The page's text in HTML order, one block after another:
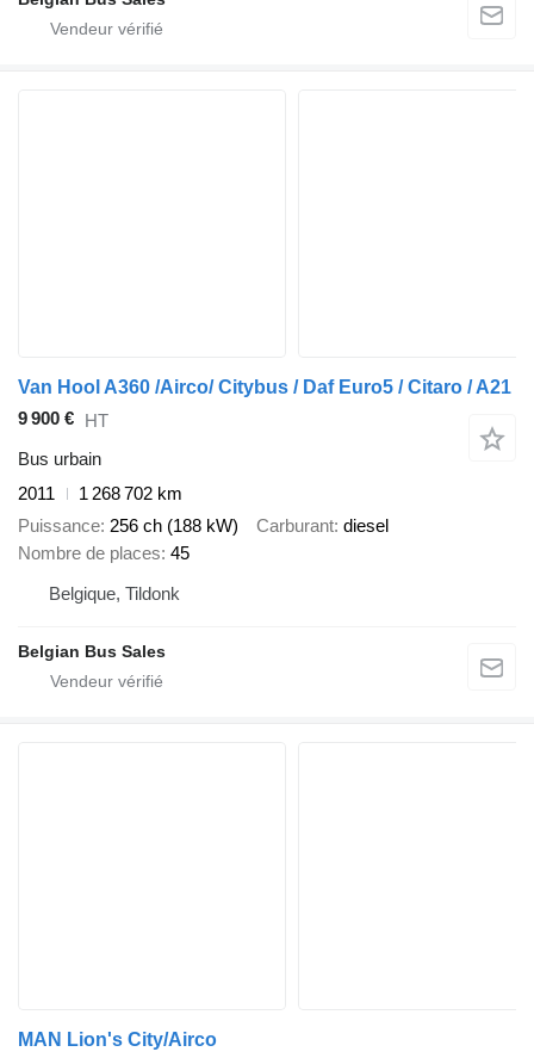
Van Hool A360 /Airco/ Citybus / Daf Euro5 / Citaro / A21
9 900 € HT
Bus urbain
2011
1 268 702 km
Puissance 256 ch (188 kW) Carburant diesel
Nombre de places 45
Belgique, Tildonk
Belgian Bus Sales
MAN Lion's City/Airco